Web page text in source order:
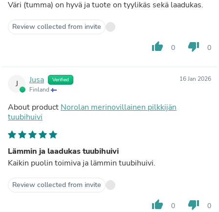
Väri (tumma) on hyvä ja tuote on tyylikäs sekä laadukas.
Review collected from invite
thumb_up 0 thumb_down 0
J Jusa Verified
Finland
16 Jan 2026
About product Norolan merinovillainen pilkkijän
tuubihuivi
Lämmin ja laadukas tuubihuivi
Kaikin puolin toimiva ja lämmin tuubihuivi.
Review collected from invite
thumb_up 0 thumb_down 0